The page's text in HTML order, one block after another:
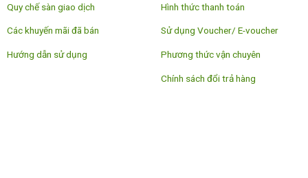
Quy chế sàn giao dịch
Các khuyến mãi đã bán
Hướng dẫn sử dụng
Hình thức thanh toán
Sử dụng Voucher/ E-voucher
Phương thức vận chuyên
Chính sách đổi trả hàng